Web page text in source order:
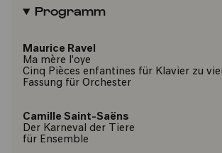
Programm
Maurice Ravel
Ma mère l’oye
Cinq Pièces enfantines für Klavier zu
Fassung für Orchester
Camille Saint-Saëns
Der Karneval der Tiere
für Ensemble